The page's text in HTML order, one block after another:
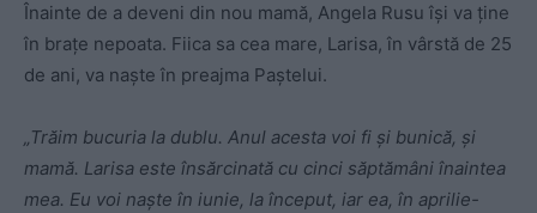
Înainte de a deveni din nou mamă, Angela Rusu își va ține
în brațe nepoata. Fiica sa cea mare, Larisa, în vârstă de 25
de ani, va naște în preajma Paștelui.
„Trăim bucuria la dublu. Anul acesta voi fi şi bunică, şi
mamă. Larisa este însărcinată cu cinci săptămâni înaintea
mea. Eu voi naşte în iunie, la început, iar ea, în aprilie-